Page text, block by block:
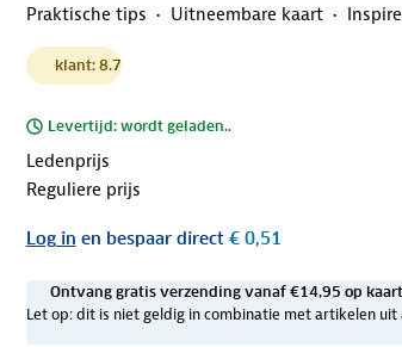
Praktische tips Uitneembare kaart
klant: 8.7
Levertijd: wordt geladen..
Ledenprijs
Reguliere prijs
Log in en bespaar direct€ 0,51
Ontvang gratis verzending vanaf €14,95 op
Let op: dit is niet geldig in combinatie met artikelen uit